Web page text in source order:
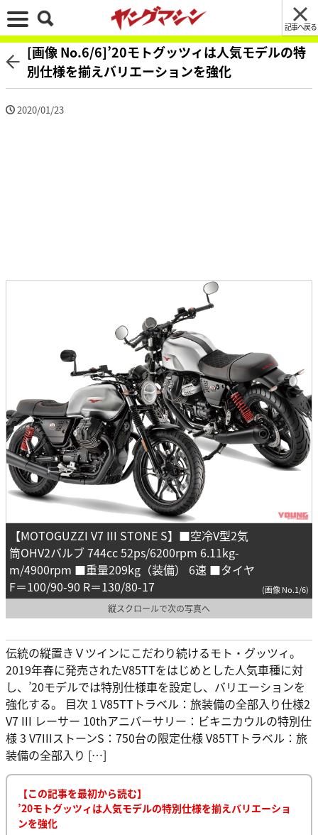
記事へ戻る
[画像 No.6/6]’20モトグッツィは人気モデルの特
別仕様を揃えバリエーションを強化
2020/01/23
【MOTOGUZZI V7 III STONE S】■空冷V型2気
筒OHV2バルブ 744cc 52ps/6200rpm 6.11kg-
m/4900rpm ■重量209kg（装備） 6速 ■タイヤ
F＝100/90-90 R＝130/80-17
(画像 No.1/6)
縦スクロールで次の写真へ
伝統の縦置きＶツインにこだわり続けるモト・グッツィ。
2019年春に発売されたV85TTをはじめとした人気車種に対
し、’20モデルでは特別仕様車を設定し、バリエーションを
強化する。 目次 1 V85TTトラベル：旅装備の全部入り仕様2
V7 III レーサー 10thアニバーサリー：ビキニカウルの特別仕
様 3 V7IIIストーンS：750台の限定仕様 V85TTトラベル：旅
装備の全部入り […]
【この記事を最初から読む】
’20モトグッツィは人気モデルの特別仕様を揃えバリエーショ
ンを強化